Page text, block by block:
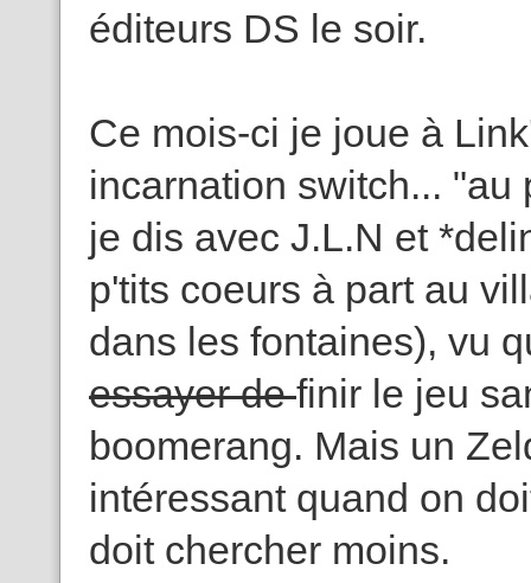
éditeurs DS le soir.
Ce mois-ci je joue à
incarnation switch...
je dis avec J.L.N et
p'tits coeurs à part au
dans les fontaines), vu
essayer definir le jeu
boomerang. Mais un
intéressant quand on
doit chercher moins.